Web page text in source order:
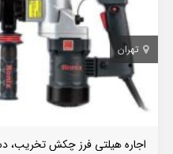
تهران
اجاره هیلتی فرز چکش تخریب،